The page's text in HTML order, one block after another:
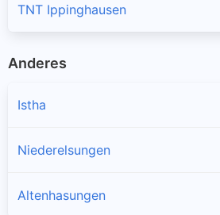
TNT Ippinghausen
Anderes
Istha
Niederelsungen
Altenhasungen